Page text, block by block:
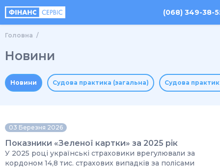
(068) 349-38-
Головна
Новини
Новини Судова практика (загальна) Судова
03 Березня 2026
Показники «Зеленої картки» за 2025 рік
У 2025 році українські страховики врегулювали за
кордоном 14,8 тис. страхових випадків за полісами